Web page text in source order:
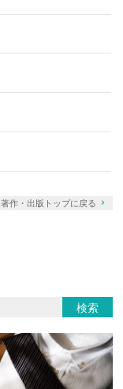
著作・出版トップに戻る